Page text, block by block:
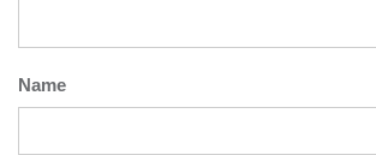
Name